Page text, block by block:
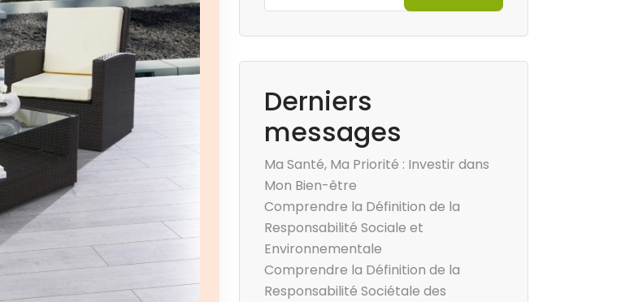
Derniers
messages
Ma Santé, Ma Priorité : Investir dans
Mon Bien-être
Comprendre la Définition de la
Responsabilité Sociale et
Environnementale
Comprendre la Définition de la
Responsabilité Sociétale des